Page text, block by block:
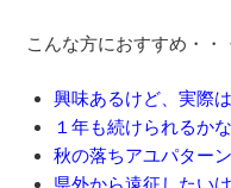
こんな方におすすめ・・
興味あるけど、実際
１年も続けられるか
秋の落ちアユパター